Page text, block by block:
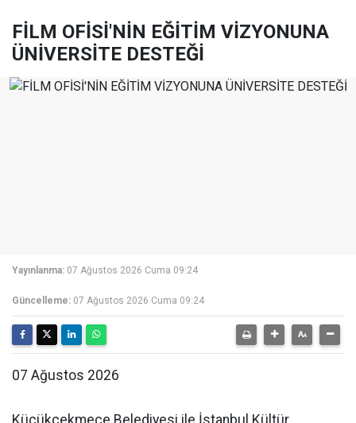
FİLM OFİSİ'NİN EĞİTİM VİZYONUNA
ÜNİVERSİTE DESTEĞİ
Yayınlanma: 07 Ağustos 2026 Cuma 09:24
Güncelleme: 07 Ağustos 2026 Cuma 09:24
07 Ağustos 2026
Küçükçekmece Belediyesi ile İstanbul Kültür